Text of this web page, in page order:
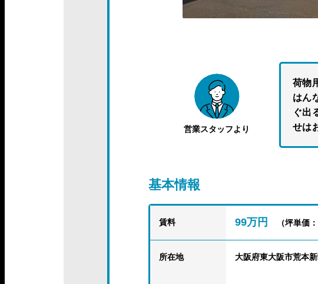
営業スタッフより
荷物
はん
ぐ出
せは
基本情報
賃料 99万円 （坪単価
所在地 大阪府東大阪市荒本